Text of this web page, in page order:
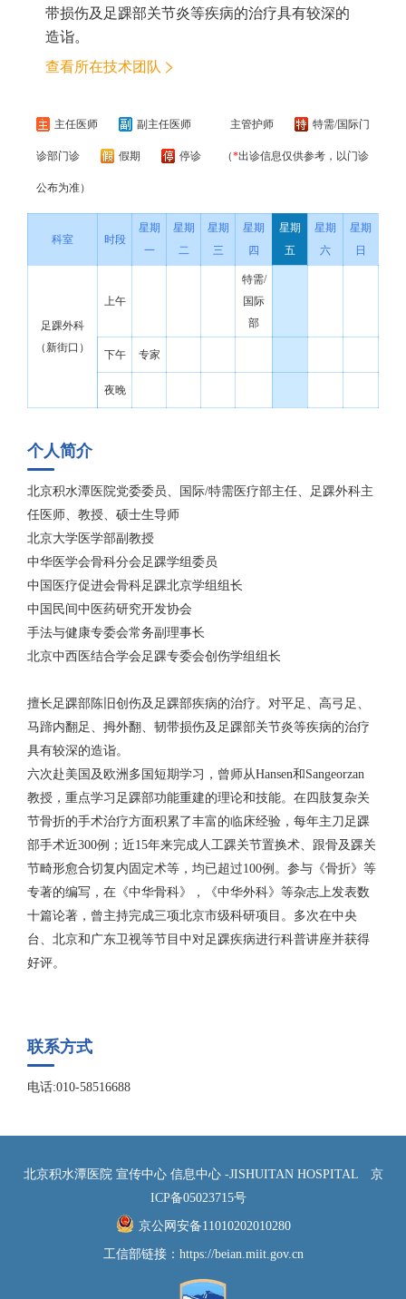
带损伤及足踝部关节炎等疾病的治疗具有较深的
造诣。
查看所在技术团队
主任医师 副主任医师 主管护师 特需/国际门
诊部门诊 假期 停诊 （*出诊信息仅供参考，以门诊
公布为准）
科室 时段
星期
一
星期
二
星期
三
星期
四
星期
五
星期
六
星期
日
足踝外科
（新街口）
上午
特需/
国际
部
下午 专家
夜晚
个人简介
北京积水潭医院党委委员、国际/特需医疗部主任、足踝外科主
任医师、教授、硕士生导师
北京大学医学部副教授
中华医学会骨科分会足踝学组委员
中国医疗促进会骨科足踝北京学组组长
中国民间中医药研究开发协会
手法与健康专委会常务副理事长
北京中西医结合学会足踝专委会创伤学组组长
擅长足踝部陈旧创伤及足踝部疾病的治疗。对平足、高弓足、
马蹄内翻足、拇外翻、韧带损伤及足踝部关节炎等疾病的治疗
具有较深的造诣。
六次赴美国及欧洲多国短期学习，曾师从Hansen和Sangeorzan
教授，重点学习足踝部功能重建的理论和技能。在四肢复杂关
节骨折的手术治疗方面积累了丰富的临床经验，每年主刀足踝
部手术近300例；近15年来完成人工踝关节置换术、跟骨及踝关
节畸形愈合切复内固定术等，均已超过100例。参与《骨折》等
专著的编写，在《中华骨科》，《中华外科》等杂志上发表数
十篇论著，曾主持完成三项北京市级科研项目。多次在中央
台、北京和广东卫视等节目中对足踝疾病进行科普讲座并获得
好评。
联系方式
电话:010-58516688
北京积水潭医院 宣传中心 信息中心 -JISHUITAN HOSPITAL
京
ICP备05023715号
京公网安备11010202010280
工信部链接： https://beian.miit.gov.cn